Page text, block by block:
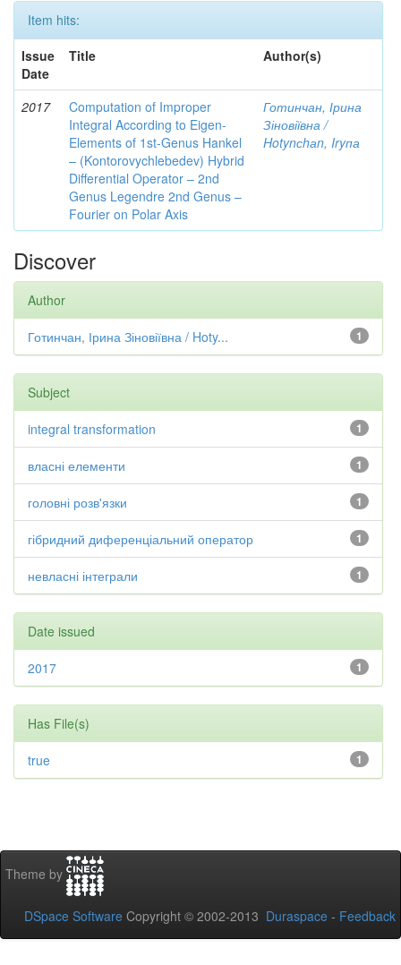
Item hits:
Issue
Date
Title Author(s)
2017
Computation of Improper
Integral According to Eigen-
Elements of 1st-Genus Hankel
– (Kontorovychlebedev) Hybrid
Differential Operator – 2nd
Genus Legendre 2nd Genus –
Fourier on Polar Axis
Готинчан, Ірина
Зіновіївна /
Hotynсhаn, Iryпа
Discover
Author
1
Готинчан, Ірина Зіновіївна / Hoty...
Subject
1
integral transformation
1
власні елементи
1
головні розв'язки
1
гібридний диференціальний оператор
1
невласні інтеграли
Date issued
1
2017
Has File(s)
1
true
Theme by
DSpace Software Copyright © 2002-2013 Duraspace - Feedback